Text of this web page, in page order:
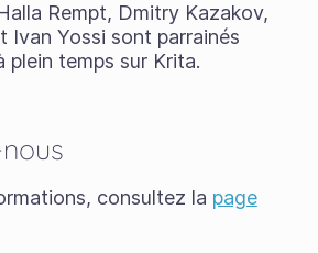
Rempt, Dmitry Kazakov,
Ivan Yossi sont parrainés
plein temps sur Krita.
consultez la page